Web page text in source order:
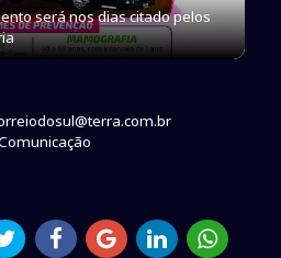
será nos dias citado pelos